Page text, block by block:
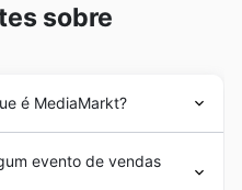
sobre
é MediaMarkt?
Munique, Alemanha,
evento de vendas